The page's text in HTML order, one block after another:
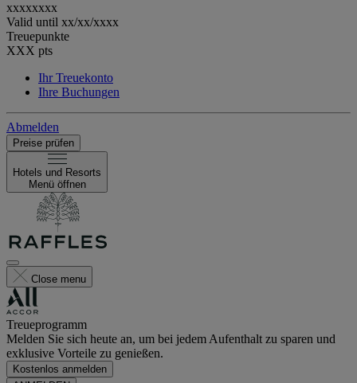
xxxxxxxx
Valid until xx/xx/xxxx
Treuepunkte
XXX pts
Ihr Treuekonto
Ihre Buchungen
Abmelden
Preise prüfen
Hotels und Resorts
Menü öffnen
Close menu
Treueprogramm
Melden Sie sich heute an, um bei jedem Aufenthalt zu sparen und
exklusive Vorteile zu genießen.
Kostenlos anmelden